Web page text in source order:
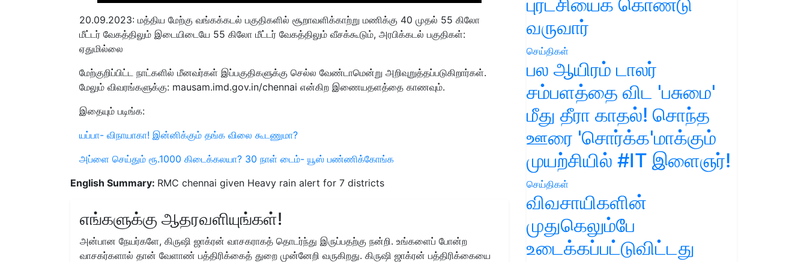
20.09.2023: மத்திய மேற்கு வங்கக்கடல் பகுதிகளில் சூறாவளிக்காற்று மணிக்கு 40 முதல் 55 கிலோ
மீட்டர் வேகத்திலும் இடையிடையே 55 கிலோ மீட்டர் வேகத்திலும் வீசக்கூடும், அரபிக்கடல் பகுதிகள்:
ஏதுமில்லை
மேற்குறிப்பிட்ட நாட்களில் மீனவர்கள் இப்பகுதிகளுக்கு செல்ல வேண்டாமென்று அறிவுறுத்தப்படுகிறார்கள்.
மேலும் விவரங்களுக்கு: mausam.imd.gov.in/chennai என்கிற இணையதளத்தை காணவும்.
இதையும் படிங்க:
யப்பா- விநாயாகா! இன்னிக்கும் தங்க விலை கூடணுமா?
அப்ளை செய்தும் ரூ.1000 கிடைக்கலயா? 30 நாள் டைம்- யூஸ் பண்ணிக்கோங்க
English Summary: RMC chennai given Heavy rain alert for 7 districts
எங்களுக்கு ஆதரவளியுங்கள்!
அன்பான நேயர்களே, கிருஷி ஜாக்ரன் வாசகராகத் தொடர்ந்து இருப்பதற்கு நன்றி. உங்களைப் போன்ற
வாசகர்களால் தான் வேளாண் பத்திரிக்கைத் துறை முன்னேறி வருகிறது. கிருஷி ஜாக்ரன் பத்திரிக்கையை
வருவார்
செய்திகள்
பல ஆயிரம் டாலர்
சம்பளத்தை விட 'பசுமை'
மீது தீரா காதல்! சொந்த
ஊரை 'சொர்க்க'மாக்கும்
முயற்சியில் #IT இளைஞர்!
செய்திகள்
விவசாயிகளின்
முதுகெலும்பே
உடைக்கப்பட்டுவிட்டது